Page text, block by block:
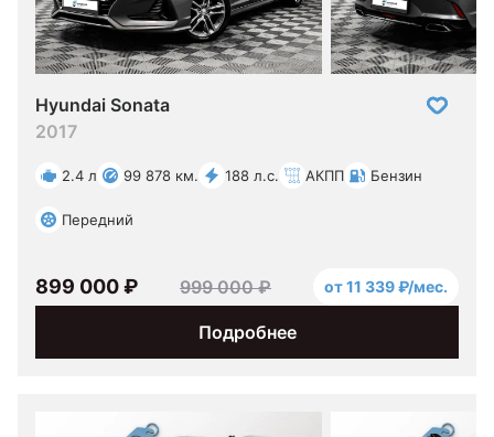
Hyundai Sonata
2017
2.4 л 99 878 км. 188 л.с. АКПП Бензин
Передний
Подробнее
899 000 ₽ 999 000 ₽ от 11 339 ₽/мес.